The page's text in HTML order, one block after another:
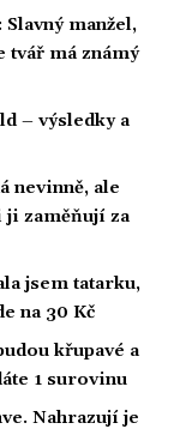
manžel,
má známý
– výsledky a
nevinně, ale
ji zaměňují za
jsem tatarku,
na 30 Kč
křupavé a
1 surovinu
Nahrazují je